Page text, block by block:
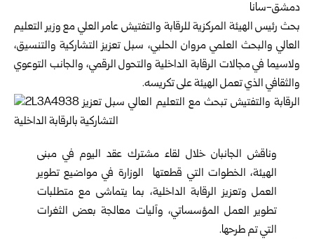
دمشق-سانا
بحث رئيس الهيئة المركزية للرقابة والتفتيش عامر العلي مع وزير التعليم
العالي والبحث العلمي مروان الحلبي، سبل تعزيز التشاركية والتنسيق،
ولاسيما في مجالات الرقابة الداخلية والتحول الرقمي، والجانب التوعوي
والثقافي الذي تعمل الهيئة على تكريسه.
وناقش الجانبان خلال لقاء مشترك عقد اليوم في مبنى
الهيئة، الخطوات التي قطعتها الوزارة في مواضيع تطوير
العمل وتعزيز الرقابة الداخلية، بما يتماشى مع متطلبات
تطوير العمل المؤسساتي، وآليات معالجة بعض الثغرات
التي تم طرحها.